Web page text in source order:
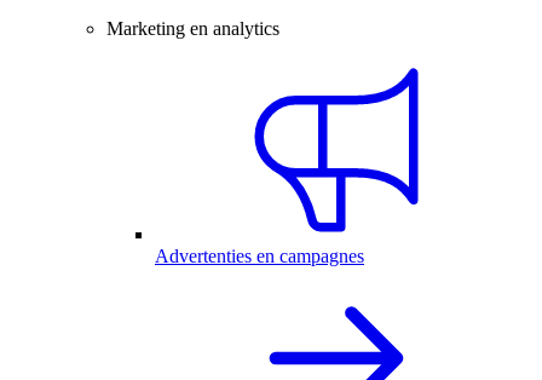
Marketing en analytics
Advertenties en campagnes